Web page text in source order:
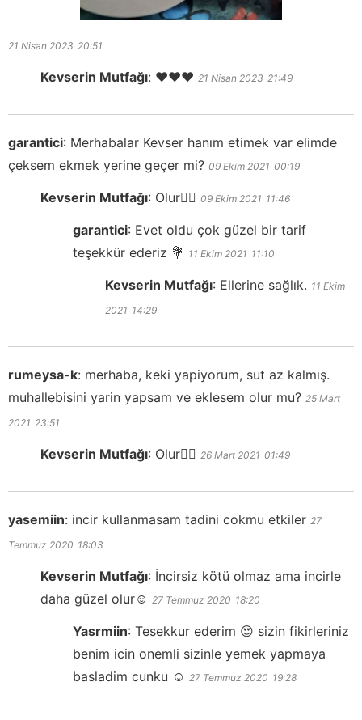
21 Nisan 2023 20:51
Kevserin Mutfağı: ❤️❤️❤️ 21 Nisan 2023 21:49
garantici: Merhabalar Kevser hanım etimek var elimde
çeksem ekmek yerine geçer mi? 09 Ekim 2021 00:19
Kevserin Mutfağı: Olur👍🏻 09 Ekim 2021 11:46
garantici: Evet oldu çok güzel bir tarif
teşekkür ederiz 💐 11 Ekim 2021 11:10
Kevserin Mutfağı: Ellerine sağlık. 11 Ekim
2021 14:29
rumeysa-k: merhaba, keki yapiyorum, sut az kalmış.
muhallebisini yarin yapsam ve eklesem olur mu? 25 Mart
2021 23:51
Kevserin Mutfağı: Olur👍🏻 26 Mart 2021 01:49
yasemiin: incir kullanmasam tadini cokmu etkiler 27
Temmuz 2020 18:03
Kevserin Mutfağı: İncirsiz kötü olmaz ama incirle
daha güzel olur☺️ 27 Temmuz 2020 18:20
Yasrmiin: Tesekkur ederim 😍 sizin fikirleriniz
benim icin onemli sizinle yemek yapmaya
basladim cunku ☺️ 27 Temmuz 2020 19:28